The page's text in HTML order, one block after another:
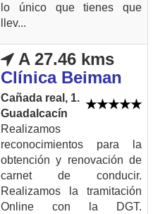
lo único que tienes que
llev...
A 27.46 kms
Clínica Beiman
Cañada real, 1.
Guadalcacín
Realizamos
reconocimientos para la
obtención y renovación de
carnet de conducir.
Realizamos la tramitación
Online con la DGT.